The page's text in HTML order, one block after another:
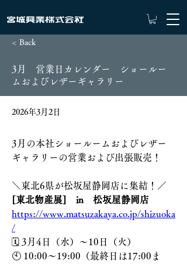
< Back
3月 営業日カレンダー ショールー
ムおよびレザーギャラリー
2026年3月2日
3月の本社ショールームおよびレザー
ギャラリーの営業および出張販売！
＼東北6県が松坂屋静岡店に集結！／
[東北物産展]　in　松坂屋静岡店
https://www.matsuzakaya.co.jp/shizuoka
/
🗓 3月4日（水）〜10日（火）
🕙 10:00〜19:00（最終日は17:00ま